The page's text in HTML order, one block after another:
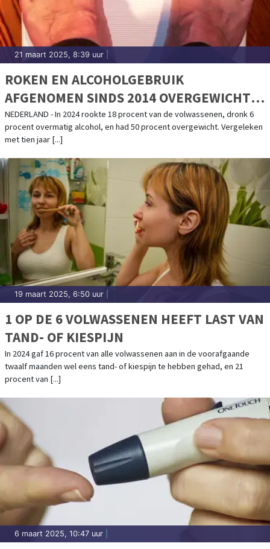
21 maart 2025, 8:39 uur
ROKEN EN ALCOHOLGEBRUIK
AFGENOMEN SINDS 2014 OVERGEWICHT
GELIJK GEBLEVEN
NEDERLAND - In 2024 rookte 18 procent van de volwassenen, dronk 6
procent overmatig alcohol, en had 50 procent overgewicht. Vergeleken
met tien jaar [...]
19 maart 2025, 6:50 uur
1 OP DE 6 VOLWASSENEN HEEFT LAST VAN
TAND- OF KIESPIJN
In 2024 gaf 16 procent van alle volwassenen aan in de voorafgaande
twaalf maanden wel eens tand- of kiespijn te hebben gehad, en 21
procent van [...]
6 maart 2025, 10:47 uur